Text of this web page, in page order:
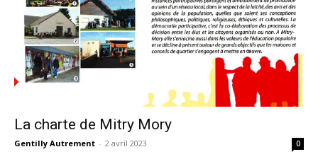
La charte de Mitry Mory
Gentilly Autrement - 2 avril 2023 0